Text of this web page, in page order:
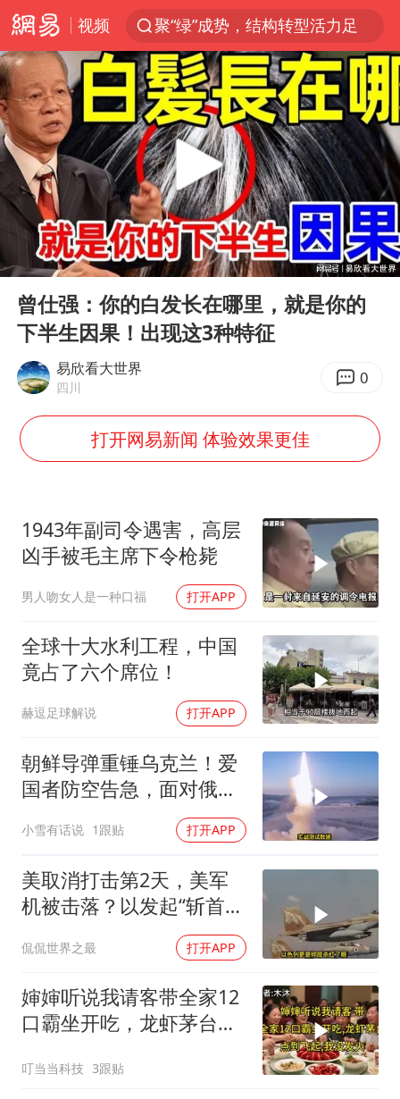
视频
聚“绿”成势，结构转型活力足
80后女柜员逆袭成4200亿银行副行长
郑国霖回应去景区上班被保安拦下
金饰克价大幅跳涨
台风白海豚可能在浙闽沿海登陆
多地要求领导干部带头休假
24小时不关空调 电费会更低吗
龚宝冬烈士安葬仪式举行
女子利用漏洞0元买了3千台电器
今年4位周星驰电影配角去世
中国五箭齐发反制美国
律师称“梅姨”若满75岁或不适用死刑
要给全体职工“应休尽休”的底气
空调发明出来竟然不是为了给人降温
中国经济展现强大韧性和活力
Play
00:00 21:14
曾仕强：你的白发长在哪里，就是你的
下半生因果！出现这3种特征
易欣看大世界
四川 0
打开网易新闻 体验效果更佳
1943年副司令遇害，高层
凶手被毛主席下令枪毙
男人吻女人是一种口福 打开APP
全球十大水利工程，中国
竟占了六个席位！
赫逗足球解说 打开APP
朝鲜导弹重锤乌克兰！爱
国者防空告急，面对俄朝
联手，泽连斯基到底有多
绝望？
小雪有话说 1跟贴 打开APP
美取消打击第2天，美军
机被击落？以发起“斩首行
侃侃世界之最 打开APP
婶婶听说我请客带全家12
口霸坐开吃，龙虾茅台点
叮当当科技 3跟贴